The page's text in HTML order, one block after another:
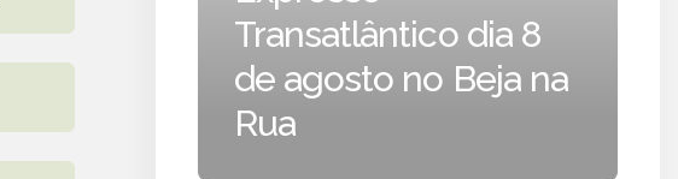
Transatlântico dia 8
de agosto no Beja na
Rua